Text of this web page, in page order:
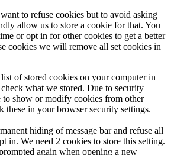
to refuse cookies but to avoid asking
allow us to store a cookie for that. You
or opt in for other cookies to get a better
cookies we will remove all set cookies in
of stored cookies on your computer in
what we stored. Due to security
to show or modify cookies from other
these in your browser security settings.
hiding of message bar and refuse all
in. We need 2 cookies to store this setting.
again when opening a new